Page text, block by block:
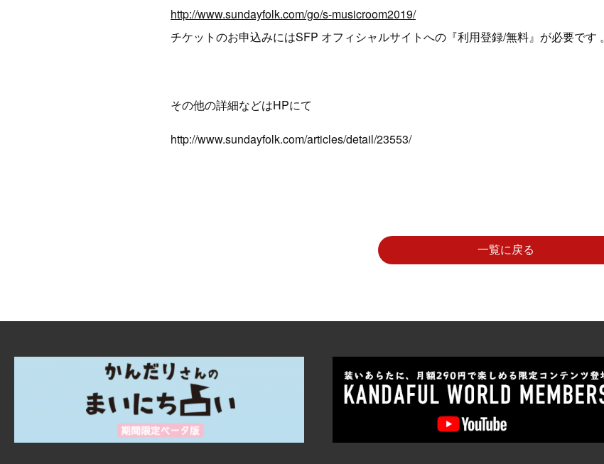
http://www.sundayfolk.com/go/s-musicroom2019/
チケットのお申込みにはSFP オフィシャルサイトへの『利用登録/無料』が必要です 。
その他の詳細などはHPにて
http://www.sundayfolk.com/articles/detail/23553/
一覧に戻る